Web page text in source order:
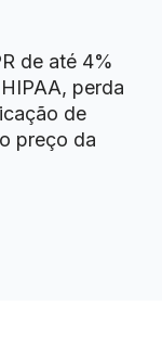
de até 4%
perda
de
preço da